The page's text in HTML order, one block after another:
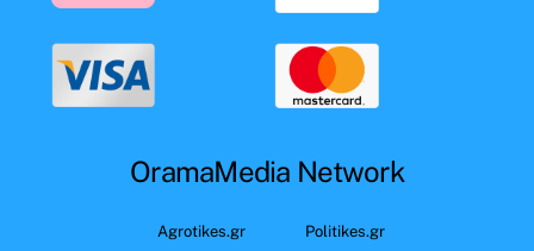
OramaMedia Network
Agrotikes.gr Politikes.gr